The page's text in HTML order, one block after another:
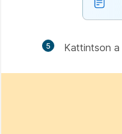
5 Kattintson a